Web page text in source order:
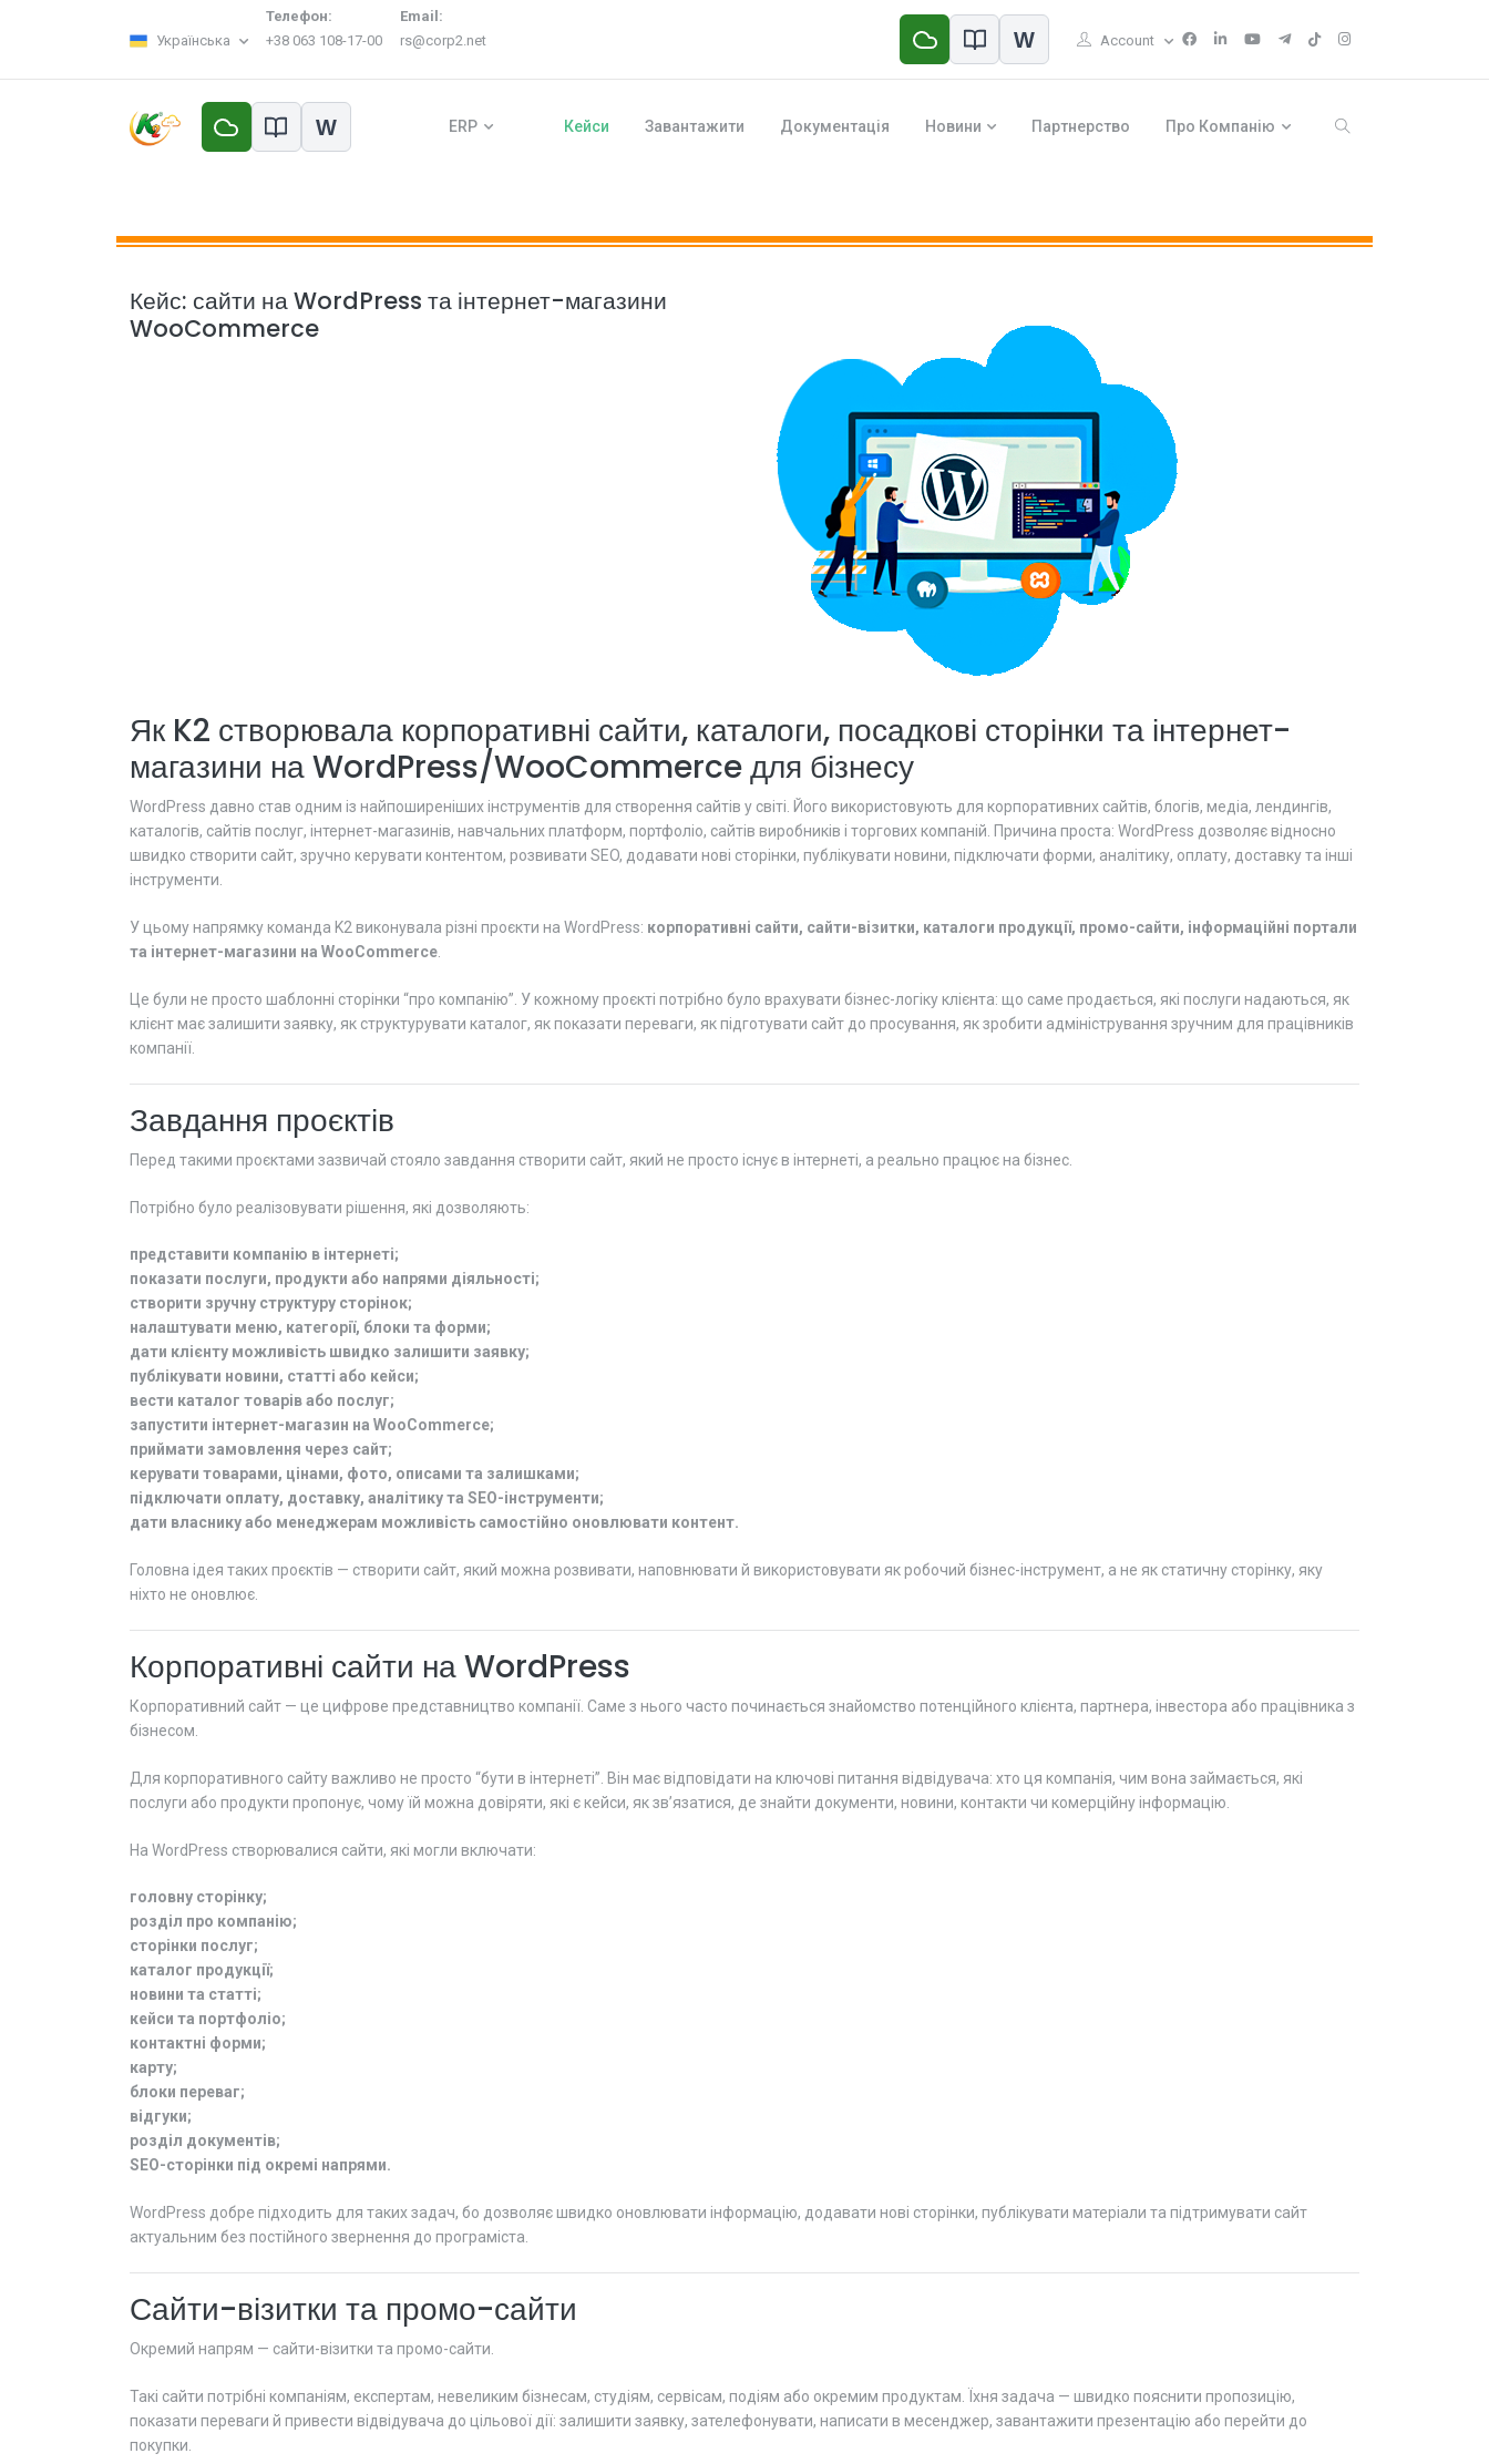
Українська
Телефон:
+38 063 108-17-00
Email:
rs@corp2.net
W Account
W ERP Кейси Завантажити Документація Новини Партнерство Про Компанію
Кейс: сайти на WordPress та інтернет-магазини
WooCommerce
Як K2 створювала корпоративні сайти, каталоги, посадкові сторінки та інтернет-
магазини на WordPress/WooCommerce для бізнесу
WordPress давно став одним із найпоширеніших інструментів для створення сайтів у світі. Його використовують для корпоративних сайтів, блогів, медіа, лендингів,
каталогів, сайтів послуг, інтернет-магазинів, навчальних платформ, портфоліо, сайтів виробників і торгових компаній. Причина проста: WordPress дозволяє відносно
швидко створити сайт, зручно керувати контентом, розвивати SEO, додавати нові сторінки, публікувати новини, підключати форми, аналітику, оплату, доставку та інші
інструменти.
У цьому напрямку команда K2 виконувала різні проєкти на WordPress: корпоративні сайти, сайти-візитки, каталоги продукції, промо-сайти, інформаційні портали
та інтернет-магазини на WooCommerce.
Це були не просто шаблонні сторінки “про компанію”. У кожному проєкті потрібно було врахувати бізнес-логіку клієнта: що саме продається, які послуги надаються, як
клієнт має залишити заявку, як структурувати каталог, як показати переваги, як підготувати сайт до просування, як зробити адміністрування зручним для працівників
компанії.
Завдання проєктів
Перед такими проєктами зазвичай стояло завдання створити сайт, який не просто існує в інтернеті, а реально працює на бізнес.
Потрібно було реалізовувати рішення, які дозволяють:
представити компанію в інтернеті;
показати послуги, продукти або напрями діяльності;
створити зручну структуру сторінок;
налаштувати меню, категорії, блоки та форми;
дати клієнту можливість швидко залишити заявку;
публікувати новини, статті або кейси;
вести каталог товарів або послуг;
запустити інтернет-магазин на WooCommerce;
приймати замовлення через сайт;
керувати товарами, цінами, фото, описами та залишками;
підключати оплату, доставку, аналітику та SEO-інструменти;
дати власнику або менеджерам можливість самостійно оновлювати контент.
Головна ідея таких проєктів — створити сайт, який можна розвивати, наповнювати й використовувати як робочий бізнес-інструмент, а не як статичну сторінку, яку
ніхто не оновлює.
Корпоративні сайти на WordPress
Корпоративний сайт — це цифрове представництво компанії. Саме з нього часто починається знайомство потенційного клієнта, партнера, інвестора або працівника з
бізнесом.
Для корпоративного сайту важливо не просто “бути в інтернеті”. Він має відповідати на ключові питання відвідувача: хто ця компанія, чим вона займається, які
послуги або продукти пропонує, чому їй можна довіряти, які є кейси, як зв’язатися, де знайти документи, новини, контакти чи комерційну інформацію.
На WordPress створювалися сайти, які могли включати:
головну сторінку;
розділ про компанію;
сторінки послуг;
каталог продукції;
новини та статті;
кейси та портфоліо;
контактні форми;
карту;
блоки переваг;
відгуки;
розділ документів;
SEO-сторінки під окремі напрями.
WordPress добре підходить для таких задач, бо дозволяє швидко оновлювати інформацію, додавати нові сторінки, публікувати матеріали та підтримувати сайт
актуальним без постійного звернення до програміста.
Сайти-візитки та промо-сайти
Окремий напрям — сайти-візитки та промо-сайти.
Такі сайти потрібні компаніям, експертам, невеликим бізнесам, студіям, сервісам, подіям або окремим продуктам. Їхня задача — швидко пояснити пропозицію,
показати переваги й привести відвідувача до цільової дії: залишити заявку, зателефонувати, написати в месенджер, завантажити презентацію або перейти до
покупки.